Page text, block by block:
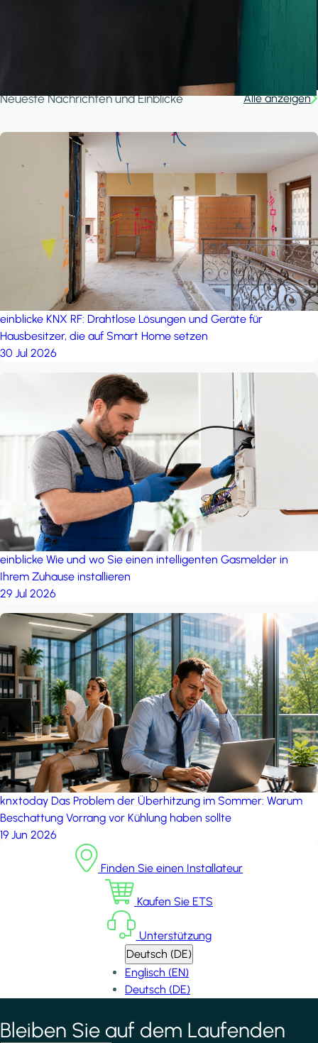
Neueste Nachrichten und Einblicke Alle anzeigen
einblicke KNX RF: Drahtlose Lösungen und Geräte für
Hausbesitzer, die auf Smart Home setzen
30 Jul 2026
einblicke Wie und wo Sie einen intelligenten Gasmelder in
Ihrem Zuhause installieren
29 Jul 2026
knxtoday Das Problem der Überhitzung im Sommer: Warum
Beschattung Vorrang vor Kühlung haben sollte
19 Jun 2026
Finden Sie einen Installateur
Kaufen Sie ETS
Unterstützung
Deutsch (DE)
Englisch (EN)
Deutsch (DE)
*indicates required field
Bleiben Sie auf dem Laufenden